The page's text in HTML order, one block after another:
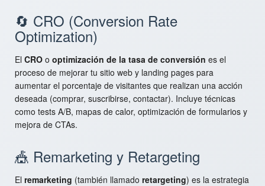
🔄 CRO (Conversion Rate
Optimization)
El CRO o optimización de la tasa de conversión es el
proceso de mejorar tu sitio web y landing pages para
aumentar el porcentaje de visitantes que realizan una acción
deseada (comprar, suscribirse, contactar). Incluye técnicas
como tests A/B, mapas de calor, optimización de formularios y
mejora de CTAs.
🎪 Remarketing y Retargeting
El remarketing (también llamado retargeting) es la estrategia